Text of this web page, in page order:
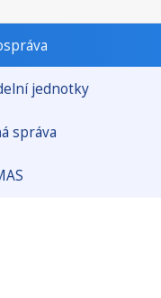
jednotky
správa